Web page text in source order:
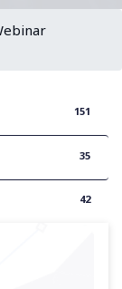
151
35
42